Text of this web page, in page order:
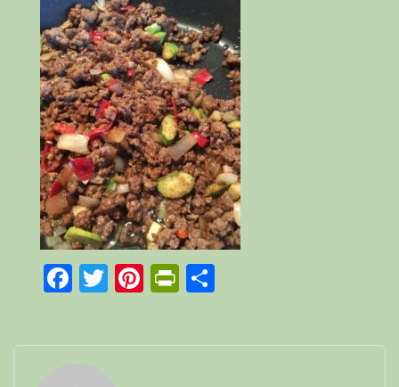
Facebook
TwitterPinterest
PrintFriendly